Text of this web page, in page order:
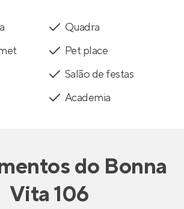
Quadra
Pet place
Salão de festas
Academia
do Bonna
Vita 106